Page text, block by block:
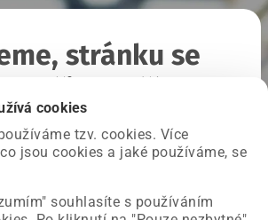
cookies
tzv. cookies. Více
jsou cookies a jaké používáme, se
souhlasíte s používáním
stránku se
na naší straně a už ji opravujeme.
načíst požadovanou stránku.